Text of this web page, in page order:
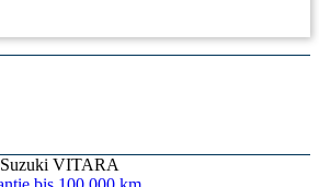
Suzuki VITARA